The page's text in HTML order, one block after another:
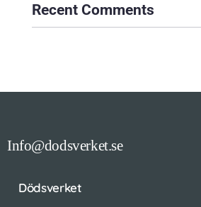
Recent Comments
Info@dodsverket.se
Dödsverket